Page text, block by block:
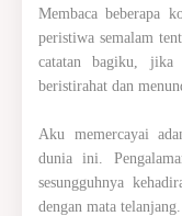
Membaca beberapa
peristiwa semalam
catatan bagiku, jika
beristirahat dan
Aku memercayai
dunia ini.
sesungguhnya
dengan mata telanjang.